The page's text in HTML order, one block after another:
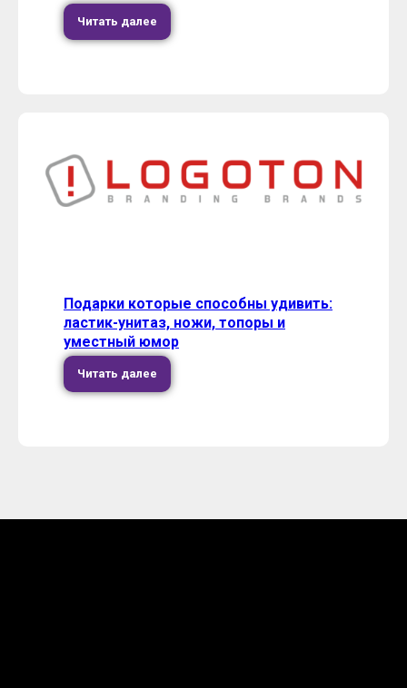
Читать далее
Подарки которые способны удивить:
ластик-унитаз, ножи, топоры и
уместный юмор
Читать далее